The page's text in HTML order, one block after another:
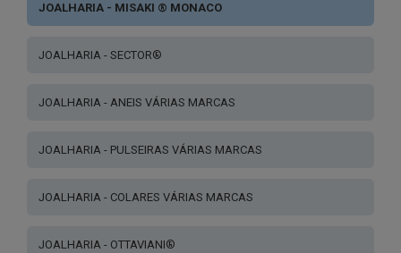
JOALHARIA - MISAKI ® MONACO
JOALHARIA - SECTOR®
JOALHARIA - ANEIS VÁRIAS MARCAS
JOALHARIA - PULSEIRAS VÁRIAS MARCAS
JOALHARIA - COLARES VÁRIAS MARCAS
JOALHARIA - OTTAVIANI®